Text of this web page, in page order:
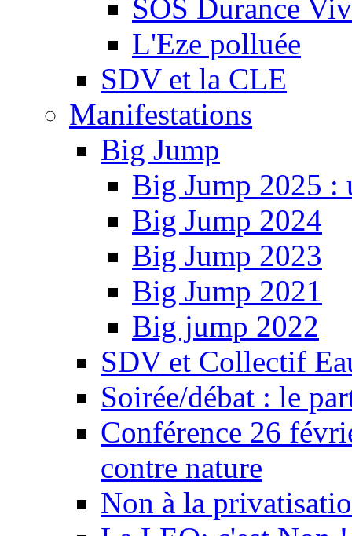
SOS Durance
L'Eze polluée
SDV et la CLE
Manifestations
Big Jump
Big Jump 2025 :
Big Jump 2024
Big Jump 2023
Big Jump 2021
Big jump 2022
SDV et Collectif
Soirée/débat : le
Conférence 26
contre nature
Non à la